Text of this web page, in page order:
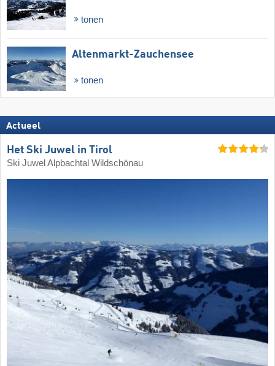
tonen
Altenmarkt-Zauchensee
tonen
Actueel
Het Ski Juwel in Tirol
Ski Juwel Alpbachtal Wildschönau